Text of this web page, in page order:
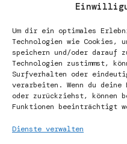
Um dir ein optimales
Technologien wie Cookies,
speichern und/oder darauf
Technologien zustimmst,
Surfverhalten oder
verarbeiten. Wenn du
oder zurückziehst, können
Funktionen beeinträchtigt
Dienste verwalten